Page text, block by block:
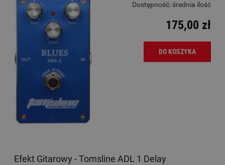
Dostępność: średnia ilość
175,00 zł
DO KOSZYKA
Efekt Gitarowy - Tomsline ADL 1 Delay